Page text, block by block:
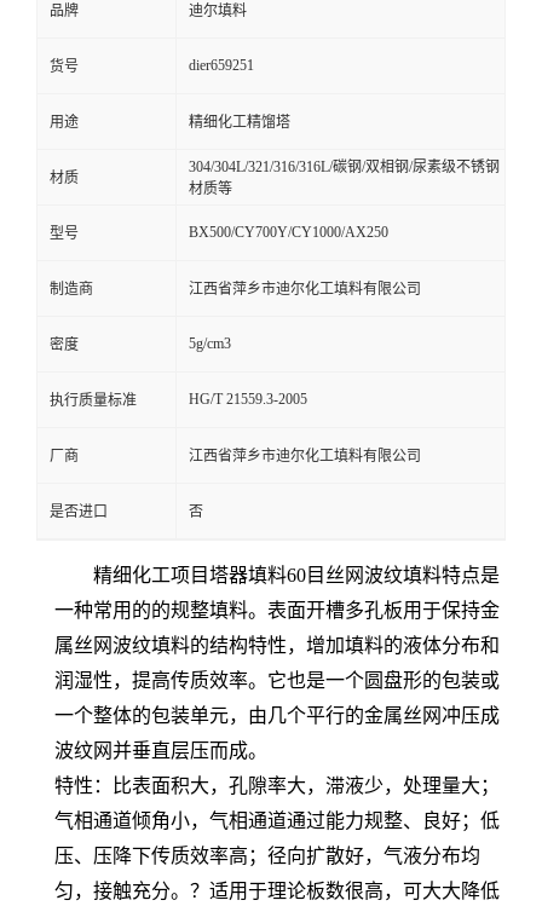
品牌 迪尔填料
货号 dier659251
用途 精细化工精馏塔
材质
304/304L/321/316/316L/碳钢/双相钢/尿素级不锈钢
材质等
型号 BX500/CY700Y/CY1000/AX250
制造商 江西省萍乡市迪尔化工填料有限公司
密度 5g/cm3
执行质量标准 HG/T 21559.3-2005
厂商 江西省萍乡市迪尔化工填料有限公司
是否进口 否
精细化工项目塔器填料60目丝网波纹填料特点是
一种常用的的规整填料。表面开槽多孔板用于保持金
属丝网波纹填料的结构特性，增加填料的液体分布和
润湿性，提高传质效率。它也是一个圆盘形的包装或
一个整体的包装单元，由几个平行的金属丝网冲压成
波纹网并垂直层压而成。
特性：比表面积大，孔隙率大，滞液少，处理量大；
气相通道倾角小，气相通道通过能力规整、良好；低
压、压降下传质效率高；径向扩散好，气液分布均
匀，接触充分。？适用于理论板数很高，可大大降低